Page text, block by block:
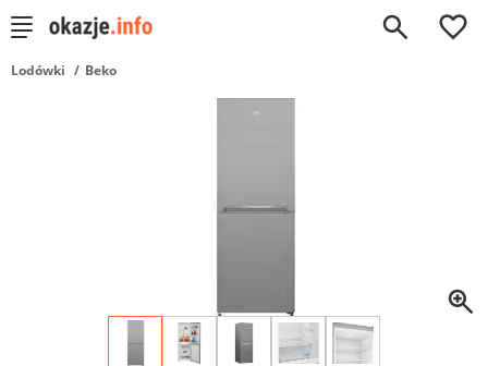
0
Lodówki Beko